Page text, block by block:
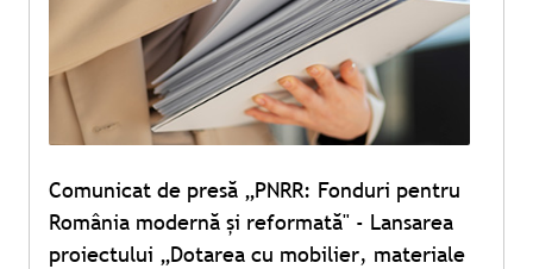
Comunicat de presă „PNRR: Fonduri pentru
România modernă și reformată" - Lansarea
proiectului „Dotarea cu mobilier, materiale